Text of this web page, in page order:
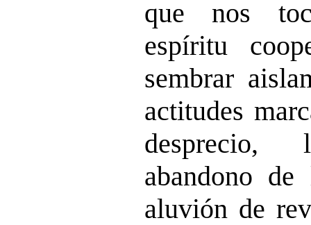
que nos
espíritu
sembrar
actitudes
abandono
aluvión de